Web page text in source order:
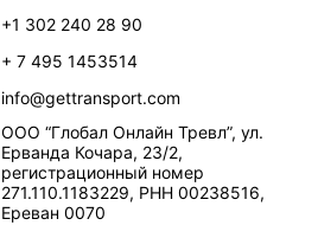
+1 302 240 28 90
+ 7 495 1453514
info@gettransport.com
ООО “Глобал Онлайн Тревл”, ул.
Ерванда Кочара, 23/2,
регистрационный номер
271.110.1183229, РНН 00238516,
Ереван 0070